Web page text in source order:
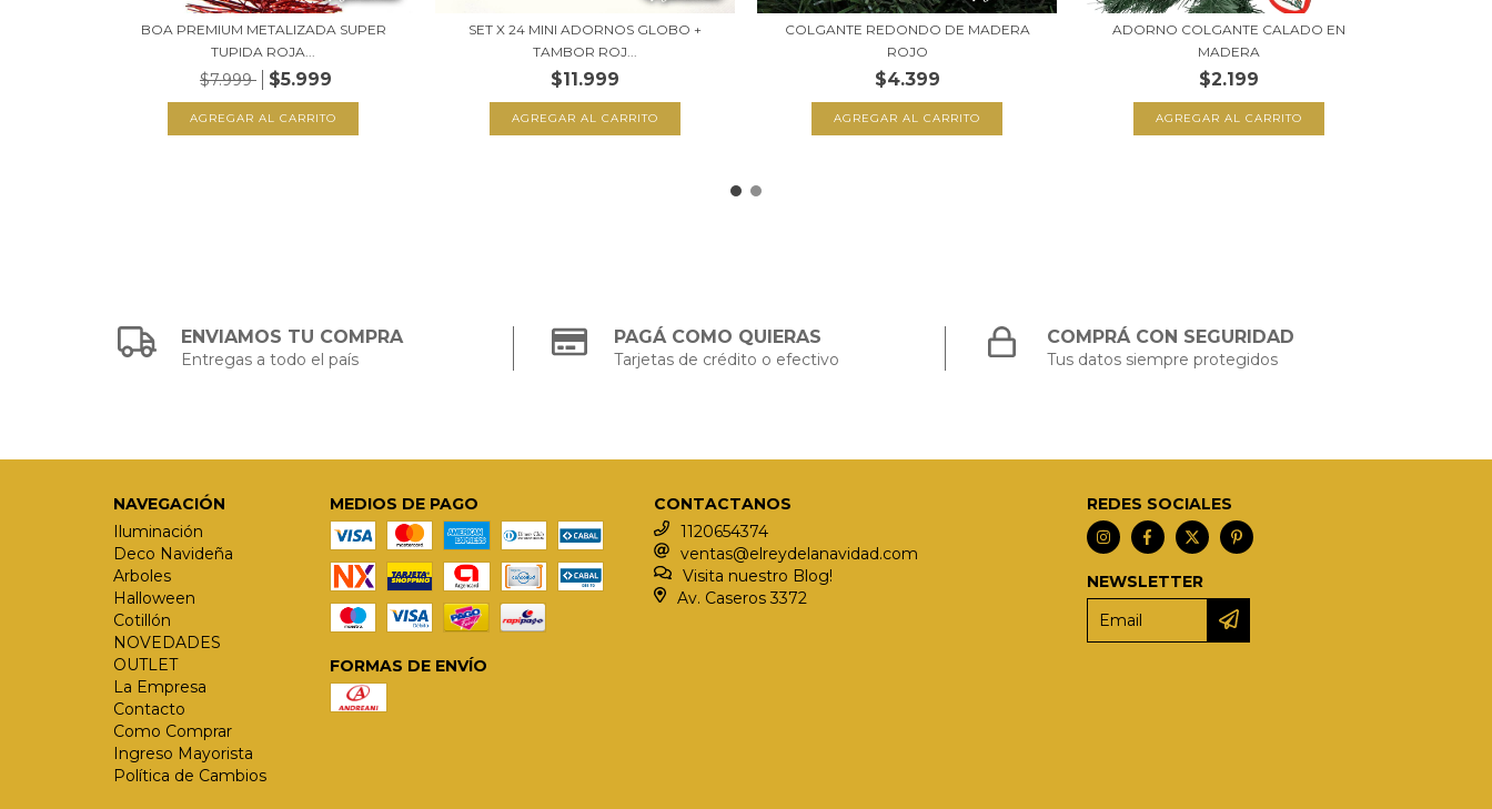
BOA PREMIUM METALIZADA SUPER
TUPIDA ROJA...
$7.999 $5.999
SET X 24 MINI ADORNOS GLOBO +
TAMBOR ROJ...
$11.999
COLGANTE REDONDO DE MADERA
ROJO
$4.399
ADORNO COLGANTE CALADO EN
MADERA
$2.199
ENVIAMOS TU COMPRA
Entregas a todo el país
PAGÁ COMO QUIERAS
Tarjetas de crédito o efectivo
COMPRÁ CON SEGURIDAD
Tus datos siempre protegidos
NAVEGACIÓN
Iluminación
Deco Navideña
Arboles
Halloween
Cotillón
NOVEDADES
OUTLET
La Empresa
Contacto
Como Comprar
Ingreso Mayorista
Política de Cambios
MEDIOS DE PAGO
FORMAS DE ENVÍO
CONTACTANOS
1120654374
ventas@elreydelanavidad.com
Visita nuestro Blog!
Av. Caseros 3372
REDES SOCIALES
NEWSLETTER